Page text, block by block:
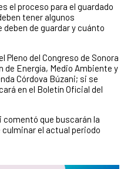
el proceso para el guardado
tener algunos
de guardar y cuánto
del Congreso de Sonora
de Energía, Medio Ambiente y
Córdova Búzani; si se
en el Boletín Oficial del
comentó que buscarán la
el actual periodo